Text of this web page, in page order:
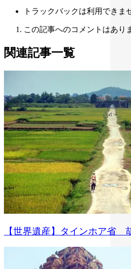
トラックバックは利用できま
この記事へのコメントはあり
関連記事一覧
【世界遺産】タインホア省